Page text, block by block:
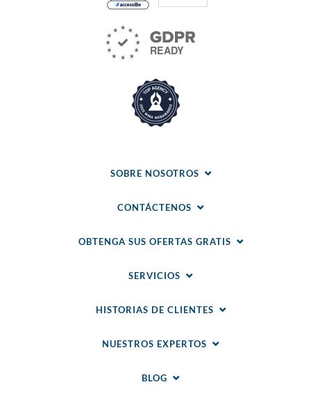
SOBRE NOSOTROS
CONTÁCTENOS
OBTENGA SUS OFERTAS GRATIS
SERVICIOS
HISTORIAS DE CLIENTES
NUESTROS EXPERTOS
BLOG